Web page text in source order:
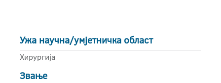
Ужа научна/умјетничка област
Хирургија
Звање